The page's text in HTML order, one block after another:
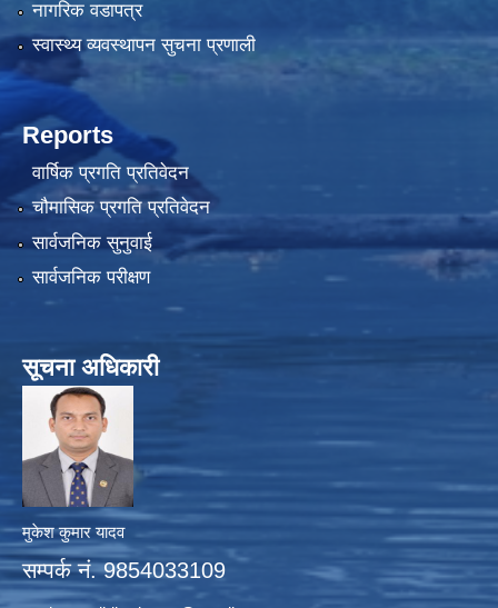
नागरिक वडापत्र
स्वास्थ्य व्यवस्थापन सुचना प्रणाली
Reports
वार्षिक प्रगति प्रतिवेदन
चौमासिक प्रगति प्रतिवेदन
सार्वजनिक सुनुवाई
सार्वजनिक परीक्षण
सूचना अधिकारी
मुकेश कुमार यादव
सम्पर्क नं. 9854033109